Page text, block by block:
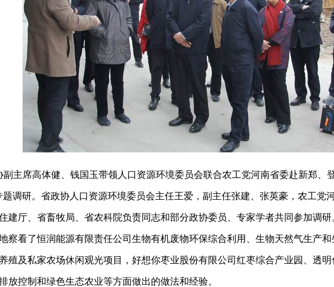
副主席高体健、钱国玉带领人口资源环境委员会联合农工党河南省委赴新郑、
调研。省政协人口资源环境委员会主任王爱，副主任张建、张英豪，农工党
建厅、省畜牧局、省农科院负责同志和部分政协委员、专家学者共同参加调研
察看了恒润能源有限责任公司生物有机废物环保综合利用、生物天然气生产
殖及私家农场休闲观光项目，好想你枣业股份有限公司红枣综合产业园、透
放控制和绿色生态农业等方面做出的做法和经验。